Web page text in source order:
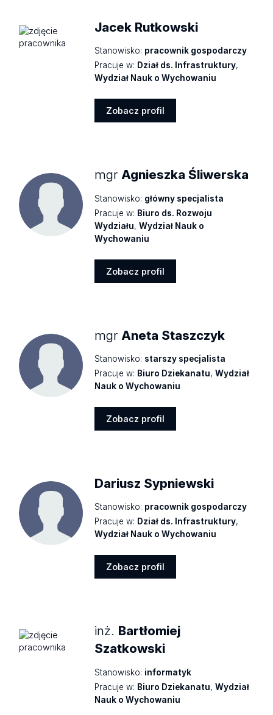
Jacek Rutkowski
Stanowisko: pracownik gospodarczy
Pracuje w: Dział ds. Infrastruktury,
Wydział Nauk o Wychowaniu
Zobacz profil
mgrAgnieszka Śliwerska
Stanowisko: główny specjalista
Pracuje w: Biuro ds. Rozwoju
Wydziału,Wydział Nauk o
Wychowaniu
Zobacz profil
mgrAneta Staszczyk
Stanowisko: starszy specjalista
Pracuje w: Biuro Dziekanatu,Wydział
Nauk o Wychowaniu
Zobacz profil
Dariusz Sypniewski
Stanowisko: pracownik gospodarczy
Pracuje w: Dział ds. Infrastruktury,
Wydział Nauk o Wychowaniu
Zobacz profil
inż. Bartłomiej
Szatkowski
Stanowisko: informatyk
Pracuje w: Biuro Dziekanatu,Wydział
Nauk o Wychowaniu